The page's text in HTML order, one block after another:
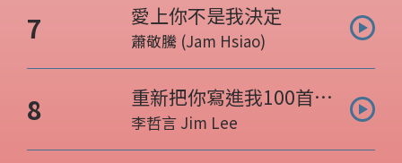
7 曲目名稱:
愛上你不是我決定
表演人:
蕭敬騰 (Jam Hsiao)
8 曲目名稱:
重新把你寫進我100首情
歌
表演人:
李哲言 Jim Lee